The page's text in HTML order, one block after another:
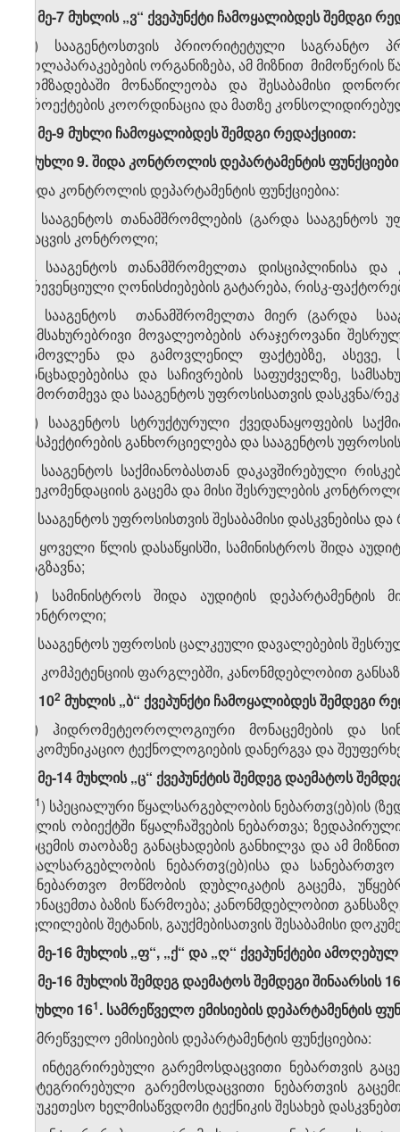
4. მე-7 მუხლის „ვ“ ქვეპუნქტი ჩამოყალიბდეს შემდგი
„ვ) სააგენტოსთვის პრიორიტეტული საგრანტო
მოლაპარაკებების ორგანიზება, ამ მიზნით
მომზადებაში მონაწილეობა და შესაბამისი
პროექტების კოორდინაცია და მათზე
5. მე-9 მუხლი ჩამოყალიბდეს შემდგი რედაქციით:
„მუხლი 9. შიდა კონტროლის დეპარტამენტის ფუნქციები
შიდა კონტროლის დეპარტამენტის ფუნქციებია:
ა) სააგენტოს თანამშრომლების (გარდა
დაცვის კონტროლი;
ბ) სააგენტოს თანამშრომელთა დისციპლინისა და
პრევენციული ღონისძიებების გატარება, რისკ-
გ) სააგენტოს თანამშრომელთა მიერ (გარდა
სამსახურებრივი მოვალეობების არაჯეროვანი
გამოვლენა და გამოვლენილ ფაქტებზე, ასევე,
განცხადებებისა და საჩივრების საფუძველზე,
ჩამორთმევა და სააგენტოს უფროსისათვის დასკვნა/
დ) სააგენტოს სტრუქტურული ქვედანაყოფების
ინსპექტირების განხორციელება და სააგენტოს
ე) სააგენტოს საქმიანობასთან დაკავშირებული
რეკომენდაციის გაცემა და მისი შესრულების
ვ) სააგენტოს უფროსისთვის შესაბამისი დასკვნებისა
ზ) ყოველი წლის დასაწყისში, სამინისტროს შიდა
გაგზავნა;
თ) სამინისტროს შიდა აუდიტის დეპარტამენტის
კონტროლი;
ი) სააგენტოს უფროსის ცალკეული დავალებების
კ) კომპეტენციის ფარგლებში, კანონმდებლობით
10​2მუხლის „ბ“ ქვეპუნქტი ჩამოყალიბდეს შემდეგი
„ბ) ჰიდრომეტეოროლოგიური მონაცემების და
საკომუნიკაციო ტექნოლოგიების დანერგვა და
7. მე-14 მუხლის „ც“ ქვეპუნქტის შემდეგ დაემატოს
​1) სპეციალური წყალსარგებლობის ნებართვ(ებ)ის
წყლის ობიექტში წყალჩაშვების ნებართვა;
გაცემის თაობაზე განაცხადების განხილვა და ამ
წყალსარგებლობის ნებართვ(ებ)ისა და
სანებართვო მოწმობის დუბლიკატის გაცემა,
მონაცემთა ბაზის წარმოება; კანონმდებლობით
ცვლილების შეტანის, გაუქმებისათვის შესაბამისი
8. მე-16 მუხლის „ფ“, „ქ“ და „ღ“ ქვეპუნქტები ამოღებულ
9. მე-16 მუხლის შემდეგ დაემატოს შემდეგი შინაარსის 16
„მუხლი 16​1. სამრეწველო ემისიების დეპარტამენტის
სამრეწველო ემისიების დეპარტამენტის ფუნქციებია:
ა) ინტეგრირებული გარემოსდაცვითი ნებართვის
ინტეგრირებული გარემოსდაცვითი ნებართვის
საუკეთესო ხელმისაწვდომი ტექნიკის შესახებ